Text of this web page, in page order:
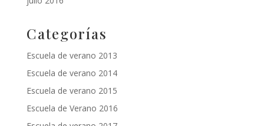
Categorías
Escuela de verano 2013
Escuela de verano 2014
Escuela de verano 2015
Escuela de Verano 2016